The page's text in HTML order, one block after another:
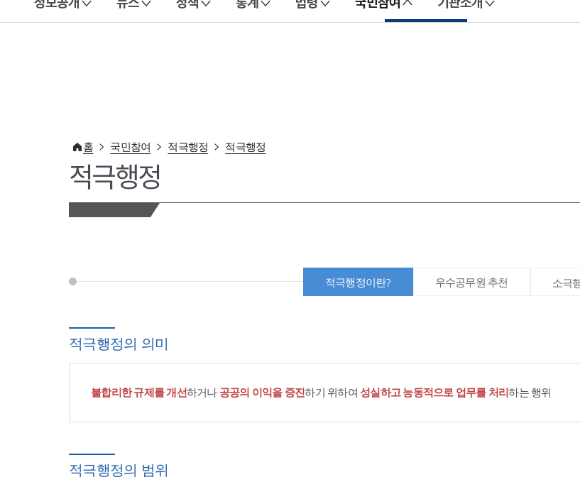
이 누리집은 대한민국 공식 전자정부 누리집입니다.
홈 국민참여 적극행정 적극행정
적극행정
적극행정이란? 우수공무원 추천 소극
적극행정의 의미
불합리한 규제를 개선하거나 공공의 이익을 증진하기 위하여 성실하고 능동적으로 업무를 처리하는 행위
적극행정의 범위